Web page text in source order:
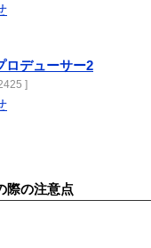
ロデューサー2
]
際の注意点